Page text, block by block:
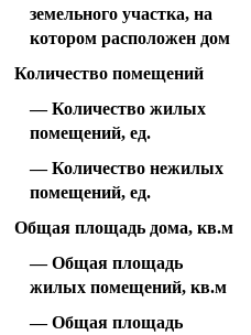
земельного участка, на
котором расположен дом
Количество помещений
Количество жилых
помещений, ед.
Количество нежилых
помещений, ед.
Общая площадь дома, кв.м
Общая площадь
жилых помещений, кв.м
Общая площадь